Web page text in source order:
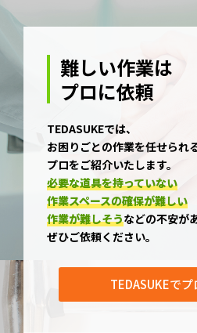
難しい作業は
プロに依頼
TEDASUKEでは、
お困りごとの作業を任せられ
プロをご紹介いたします。
必要な道具を持っていない
作業スペースの確保が難しい
作業が難しそうなどの不安が
ぜひご依頼ください。
TEDASUKEで